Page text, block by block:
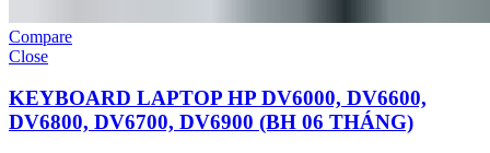
Compare
Close
KEYBOARD LAPTOP HP DV6000, DV6600,
DV6800, DV6700, DV6900 (BH 06 THÁNG)